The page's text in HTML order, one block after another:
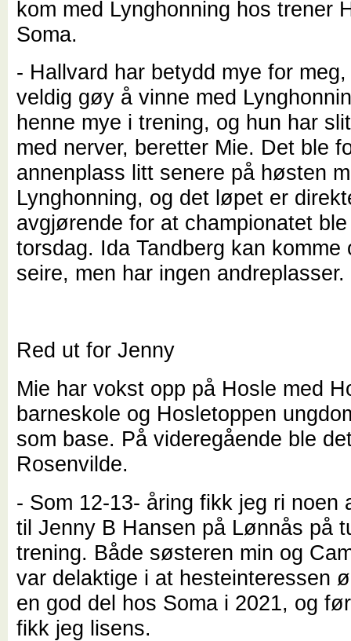
kom med Lynghonning hos trener
Soma.
- Hallvard har betydd mye for
veldig gøy å vinne med
henne mye i trening, og hun har
med nerver, beretter Mie. Det ble
annenplass litt senere på høsten
Lynghonning, og det løpet er
avgjørende for at championatet
torsdag. Ida Tandberg kan komme
seire, men har ingen andreplasser.
Red ut for Jenny
Mie har vokst opp på Hosle med
barneskole og Hosletoppen
som base. På videregående ble
Rosenvilde.
- Som 12-13- åring fikk jeg ri noen
til Jenny B Hansen på Lønnås på
trening. Både søsteren min og
var delaktige i at hesteinteressen
en god del hos Soma i 2021, og
fikk jeg lisens.